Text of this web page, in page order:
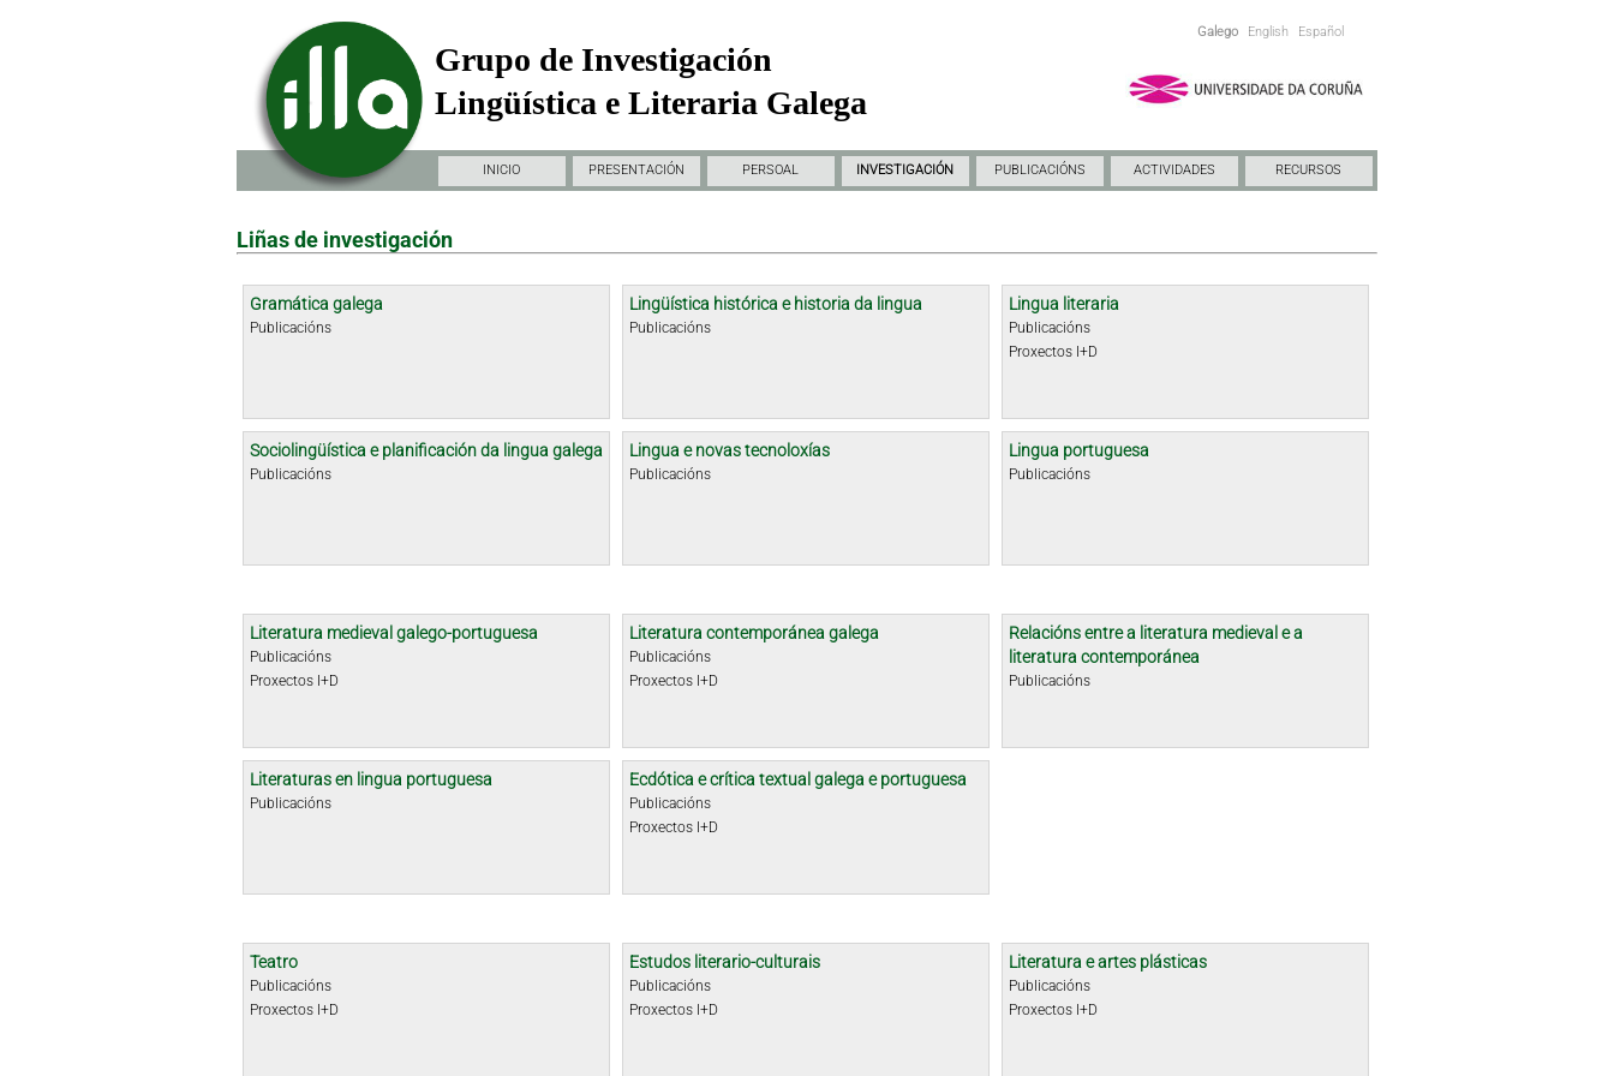
Galego English Español
Grupo de Investigación
Lingüística e Literaria Galega
INICIO PRESENTACIÓN PERSOAL INVESTIGACIÓN PUBLICACIÓNS ACTIVIDADES RECURSOS
Liñas de investigación
Gramática galega
Publicacións
Lingüística histórica e historia da lingua
Publicacións
Lingua literaria
Publicacións
Proxectos I+D
Sociolingüística e planificación da lingua galega
Publicacións
Lingua e novas tecnoloxías
Publicacións
Lingua portuguesa
Publicacións
Literatura medieval galego-portuguesa
Publicacións
Proxectos I+D
Literatura contemporánea galega
Publicacións
Proxectos I+D
Relacións entre a literatura medieval e a
literatura contemporánea
Publicacións
Literaturas en lingua portuguesa
Publicacións
Ecdótica e crítica textual galega e portuguesa
Publicacións
Proxectos I+D
Teatro
Publicacións
Proxectos I+D
Estudos literario-culturais
Publicacións
Proxectos I+D
Literatura e artes plásticas
Publicacións
Proxectos I+D